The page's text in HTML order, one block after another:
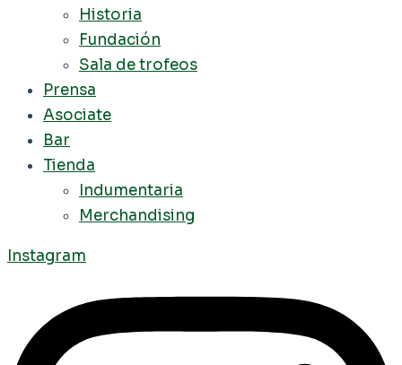
Historia
Fundación
Sala de trofeos
Prensa
Asociate
Bar
Tienda
Indumentaria
Merchandising
Instagram